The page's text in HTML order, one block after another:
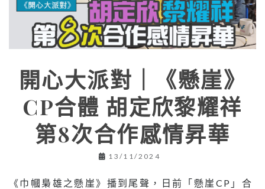
開心大派對｜《懸崖》
CP合體 胡定欣黎耀祥
第8次合作感情昇華
13/11/2024
《巾幗梟雄之懸崖》播到尾聲，日前「懸崖CP」合